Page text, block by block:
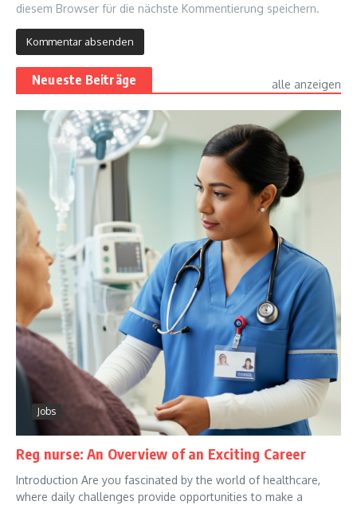
diesem Browser für die nächste Kommentierung speichern.
Neueste Beiträge alle anzeigen
Jobs
Reg nurse: An Overview of an Exciting Career
Introduction Are you fascinated by the world of healthcare,
where daily challenges provide opportunities to make a